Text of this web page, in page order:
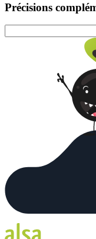
Précisions